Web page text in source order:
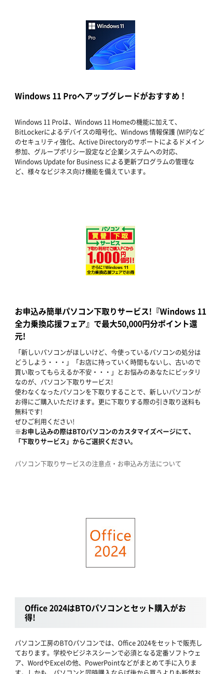
Windows 11 Proへアップグレードがおすすめ !
Windows 11 Proは、Windows 11 Homeの機能に加えて、
BitLockerによるデバイスの暗号化、Windows 情報保護 (WIP)など
のセキュリティ強化、Active Directoryのサポートによるドメイン
参加、グループポリシー設定など企業システムへの対応、
Windows Update for Business による更新プログラムの管理な
ど、様々なビジネス向け機能を備えています。
お申込み簡単パソコン下取りサービス!『Windows 11
全力乗換応援フェア』で最大50,000円分ポイント還
元!
「新しいパソコンがほしいけど、今使っているパソコンの処分は
どうしよう・・・」「お店に持っていく時間もないし、古いので
買い取ってもらえるか不安・・・」とお悩みのあなたにピッタリ
なのが、パソコン下取りサービス!
使わなくなったパソコンを下取りすることで、新しいパソコンが
お得にご購入いただけます。更に下取りする際の引き取り送料も
無料です!
ぜひご利用ください!
※お申し込みの際はBTOパソコンのカスタマイズページにて、
「下取りサービス」からご選択ください。
パソコン下取りサービスの注意点・お申込み方法について
Office 2024はBTOパソコンとセット購入がお
得!
パソコン工房のBTOパソコンでは、Office 2024をセットで販売し
ております。学校やビジネスシーンで必須となる定番ソフトウェ
ア、WordやExcelの他、PowerPointなどがまとめて手に入りま